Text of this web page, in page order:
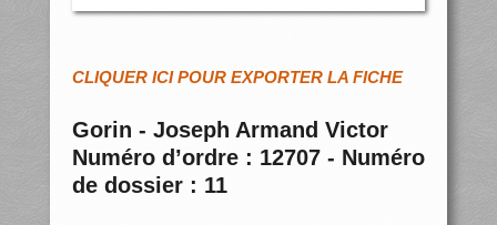
CLIQUER ICI POUR EXPORTER LA FICHE
Gorin - Joseph Armand Victor
Numéro d’ordre : 12707 - Numéro
de dossier : 11